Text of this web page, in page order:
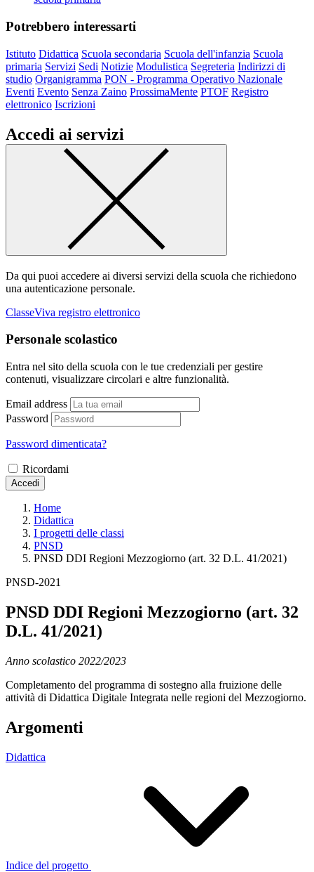
Potrebbero interessarti
Istituto Didattica Scuola secondaria Scuola dell'infanzia Scuola
primaria Servizi Sedi Notizie Modulistica Segreteria Indirizzi di
studio Organigramma PON - Programma Operativo Nazionale
Eventi Evento Senza Zaino ProssimaMente PTOF Registro
elettronico Iscrizioni
Accedi ai servizi
Da qui puoi accedere ai diversi servizi della scuola che richiedono
una autenticazione personale.
ClasseViva registro elettronico
Personale scolastico
Entra nel sito della scuola con le tue credenziali per gestire
contenuti, visualizzare circolari e altre funzionalità.
Email address
Password
Password dimenticata?
Ricordami
Accedi
Home
Didattica
I progetti delle classi
PNSD
PNSD DDI Regioni Mezzogiorno (art. 32 D.L. 41/2021)
PNSD-2021
PNSD DDI Regioni Mezzogiorno (art. 32
D.L. 41/2021)
Anno scolastico 2022/2023
Completamento del programma di sostegno alla fruizione delle
attività di Didattica Digitale Integrata nelle regioni del Mezzogiorno.
Argomenti
Didattica
Indice del progetto